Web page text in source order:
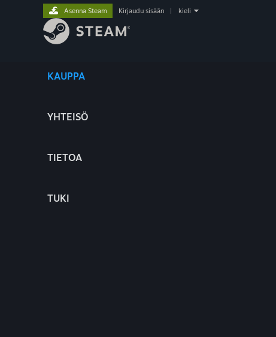
KAUPPA
YHTEISÖ
TIETOA
TUKI
Asenna Steam Kirjaudu sisään kieli